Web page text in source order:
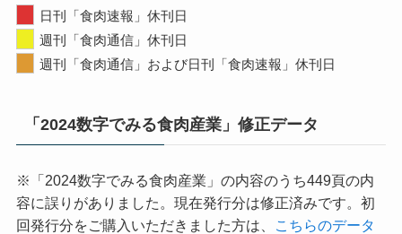
日刊「食肉速報」休刊日
週刊「食肉通信」休刊日
週刊「食肉通信」および日刊「食肉速報」休刊日
「2024数字でみる食肉産業」修正データ
※「2024数字でみる食肉産業」の内容のうち449頁の内
容に誤りがありました。現在発行分は修正済みです。初
回発行分をご購入いただきました方は、
こちらのデータ